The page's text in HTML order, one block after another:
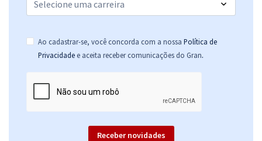
Ao cadastrar-se, você concorda com a nossa Política de
Privacidade e aceita receber comunicações do Gran.
Receber novidades